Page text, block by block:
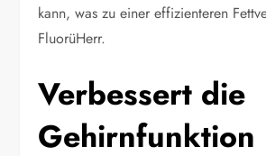
kann, was zu einer effizienteren
FluorüHerr.
Verbessert die
Gehirnfunktion